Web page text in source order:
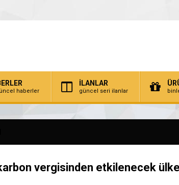
haberler
İLANLAR
güncel seri ilanlar
vergisinden etkilenecek